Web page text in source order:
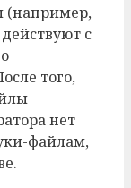
(например,
с
того,
нет
файлам,